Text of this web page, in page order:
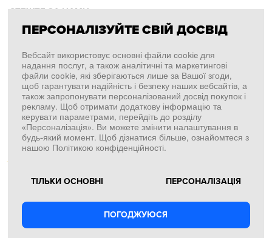
СТЕЖТЕ ЗА НАМИ
Facebook
Instagram
Copyright © 2026SFD S. A.
ПЛАТЕЖІ ОБРОБЛЯЄ
ПЕРСОНАЛІЗУЙТЕ СВІЙ ДОСВІД
Вебсайт використовує основні файли cookie для
надання послуг, а також аналітичні та маркетингові
файли cookie, які зберігаються лише за Вашої згоди,
щоб гарантувати надійність і безпеку наших вебсайтів, а
також запропонувати персоналізований досвід покупок і
рекламу. Щоб отримати додаткову інформацію та
керувати параметрами, перейдіть до розділу
«Персоналізація». Ви можете змінити налаштування в
будь-який момент. Щоб дізнатися більше, ознайомтеся з
нашою Політикою конфіденційності.
ТІЛЬКИ ОСНОВНІ ПЕРСОНАЛІЗАЦІЯ
ПОГОДЖУЮСЯ